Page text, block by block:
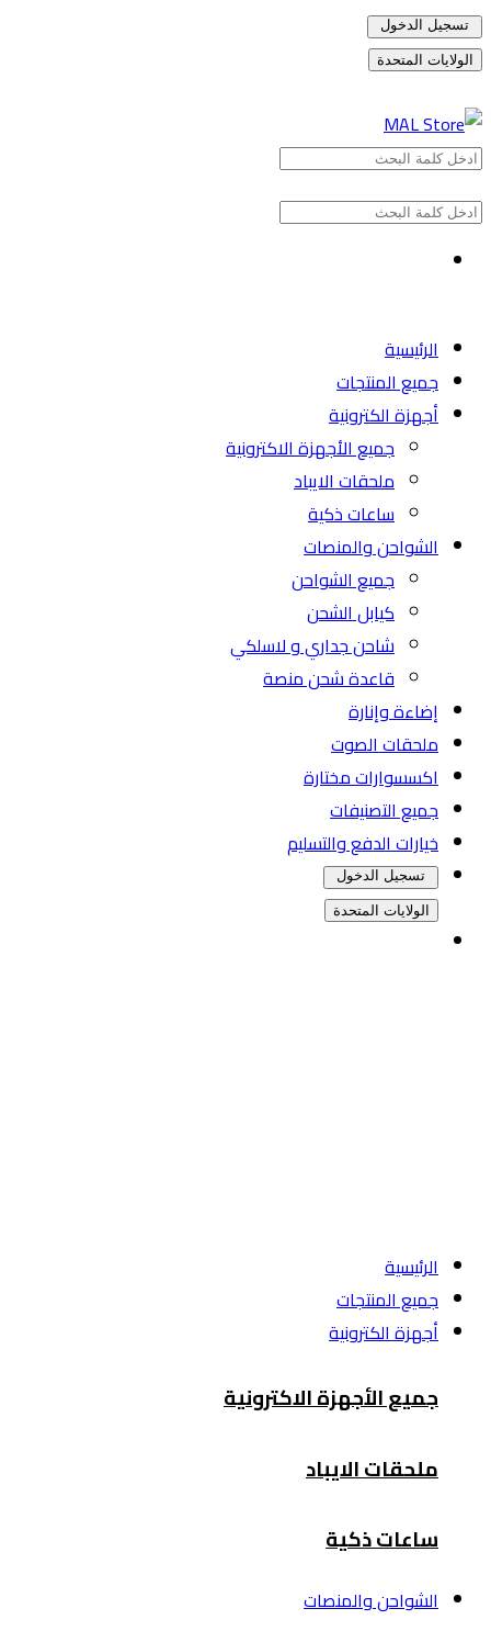
تسجيل الدخول
الولايات المتحدة
الرئيسية
جميع المنتجات
أجهزة الكترونية
جميع الأجهزة الاكترونية
ملحقات الايباد
ساعات ذكية
الشواحن والمنصات
جميع الشواحن
كيابل الشحن
شاحن جداري و لاسلكي
قاعدة شحن منصة
إضاءة وإنارة
ملحقات الصوت
اكسسوارات مختارة
جميع التصنيفات
خيارات الدفع والتسليم
تسجيل الدخول
الولايات المتحدة
الرئيسية
جميع المنتجات
أجهزة الكترونية
جميع الأجهزة الاكترونية
ملحقات الايباد
ساعات ذكية
الشواحن والمنصات